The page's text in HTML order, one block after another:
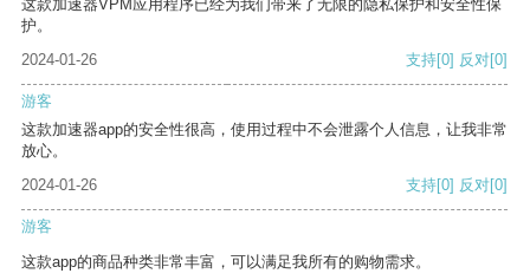
这款加速器VPM应用程序已经为我们带来了无限的隐私保护和安全性保
护。
2024-01-26
支持[0] 反对[0]
游客
这款加速器app的安全性很高，使用过程中不会泄露个人信息，让我非常
放心。
2024-01-26
支持[0] 反对[0]
游客
这款app的商品种类非常丰富，可以满足我所有的购物需求。